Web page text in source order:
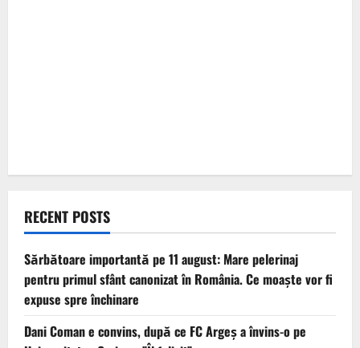
RECENT POSTS
Sărbătoare importantă pe 11 august: Mare pelerinaj
pentru primul sfânt canonizat în România. Ce moaște vor fi
expuse spre închinare
Dani Coman e convins, după ce FC Argeș a învins-o pe